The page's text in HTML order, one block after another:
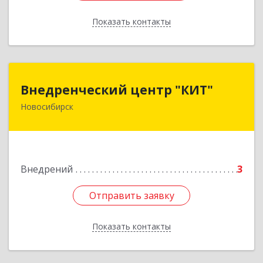
Показать контакты
Назад
Внедренческий центр "КИТ"
Новосибирск
Внедрений 3
Отправить заявку
Показать контакты
Внедренческий центр "КИТ"
630091, Новосибирская обл, Новосибирск г,
Отправить заявку
Назад